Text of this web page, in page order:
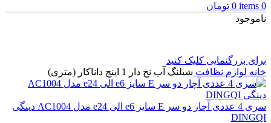
0
items
0 تومان
ناموجود
برای بزرگنمایی کلیک کنید
خانه لوازم نظافت شیلنگ آب نخ دار 1 اینچ داناکار (متری)
سری 4 عددی آچار دو سر E سایز e6 الی e24 مدل AC1004 دینگی
DINGQI